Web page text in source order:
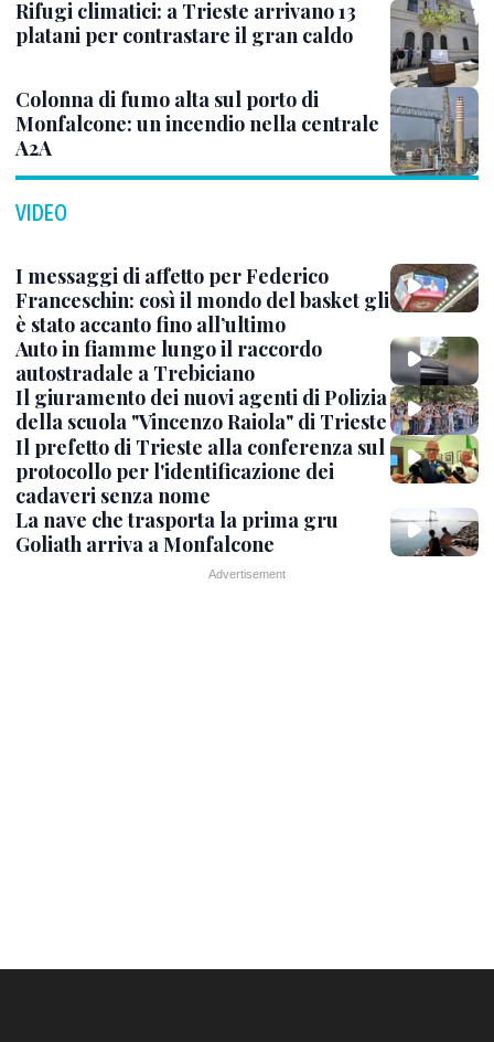
Rifugi climatici: a Trieste arrivano 13
platani per contrastare il gran caldo
Colonna di fumo alta sul porto di
Monfalcone: un incendio nella centrale
A2A
VIDEO
I messaggi di affetto per Federico
Franceschin: così il mondo del basket gli
è stato accanto fino all’ultimo
Auto in fiamme lungo il raccordo
autostradale a Trebiciano
Il giuramento dei nuovi agenti di Polizia
della scuola "Vincenzo Raiola" di Trieste
Il prefetto di Trieste alla conferenza sul
protocollo per l'identificazione dei
cadaveri senza nome
La nave che trasporta la prima gru
Goliath arriva a Monfalcone